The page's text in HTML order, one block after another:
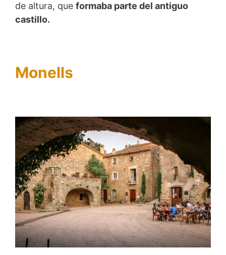
de altura, que formaba parte del antiguo
castillo.
Monells